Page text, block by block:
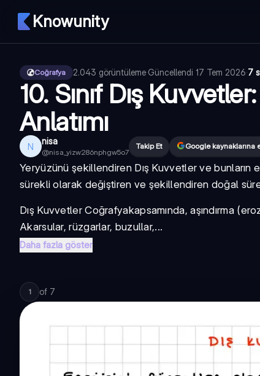
Knowunity
Coğrafya 2.043 görüntüleme·Güncellendi 17 Tem 2026·7
10. Sınıf Dış
Anlatımı
N nisa
@nisa_yizw286nphgw5o7
Takip Et Google kaynaklarına
Yeryüzünü şekillendiren Dış Kuvvetler ve bunların
sürekli olarak değiştiren ve şekillendiren doğal
Dış Kuvvetler Coğrafyakapsamında, aşındırma
Akarsular, rüzgarlar, buzullar,...
Daha fazla göster
1 of 7